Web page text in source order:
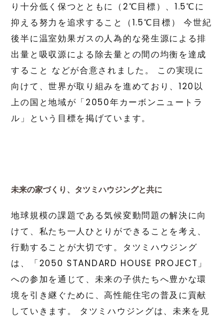
り十分低く保つとともに（2℃目標）、1.5℃に
抑える努力を追求すること（1.5℃目標） 今世紀
後半に温室効果ガスの人為的な発生源による排
出量と吸収源による除去量との間の均衡を達成
すること などが合意されました。 この実現に
向けて、世界が取り組みを進めており、120以
上の国と地域が「2050年カーボンニュートラ
ル」という目標を掲げています。
未来の家づくり、タツミハウジングと共に
地球規模の課題である気候変動問題の解決に向
けて、私たち一人ひとりができることを考え、
行動することが大切です。タツミハウジング
は、「2050 STANDARD HOUSE PROJECT」
への参加を通じて、未来の子供たちへ豊かな環
境を引き継ぐために、高性能住宅の普及に貢献
していきます。 タツミハウジングは、未来を見